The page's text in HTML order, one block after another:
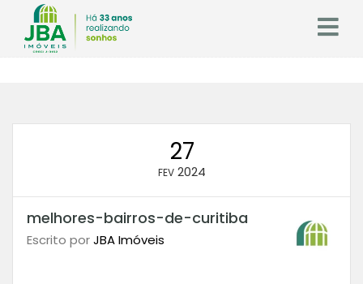
27
FEV 2024
melhores-bairros-de-curitiba
Escrito porJBA Imóveis